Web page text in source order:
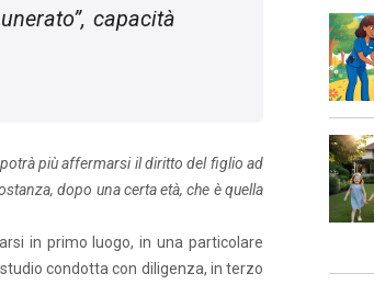
capacità
più affermarsi il diritto del figlio ad
dopo una certa età, che è quella
in primo luogo, in una particolare
condotta con diligenza, in terzo